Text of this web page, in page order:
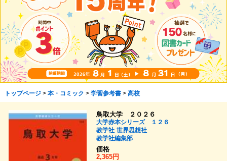
トップページ> 本・コミック > 学習参考書> 高校
鳥取大学 ２０２６
大学赤本シリーズ １２６
教学社 世界思想社
教学社編集部
価格
2,365円